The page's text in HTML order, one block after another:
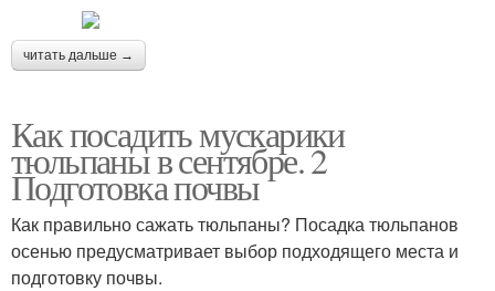
читать дальше →
Как посадить мускарики
тюльпаны в сентябре. 2
Подготовка почвы
Как правильно сажать тюльпаны? Посадка тюльпанов
осенью предусматривает выбор подходящего места и
подготовку почвы.